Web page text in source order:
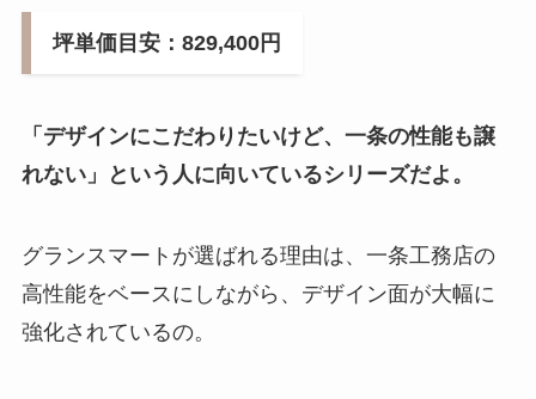
坪単価目安：829,400円
「デザインにこだわりたいけど、一条の性能も譲
れない」という人に向いているシリーズだよ。
グランスマートが選ばれる理由は、一条工務店の
高性能をベースにしながら、デザイン面が大幅に
強化されているの。